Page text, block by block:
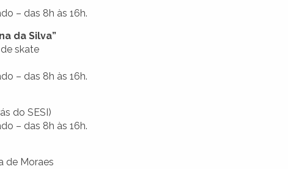
– das 8h às 16h.
da Silva”
skate
– das 8h às 16h.
do SESI)
– das 8h às 16h.
de Moraes